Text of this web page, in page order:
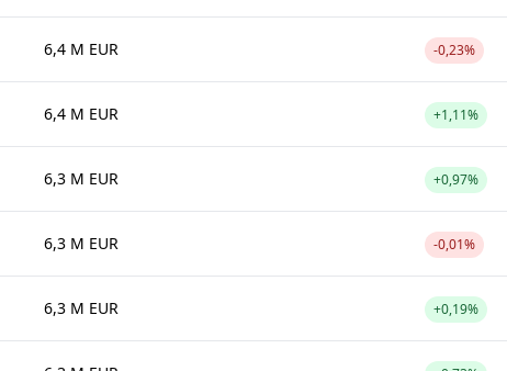
6,4 M EUR -0,23%
6,4 M EUR +1,11%
6,3 M EUR +0,97%
6,3 M EUR -0,01%
6,3 M EUR +0,19%